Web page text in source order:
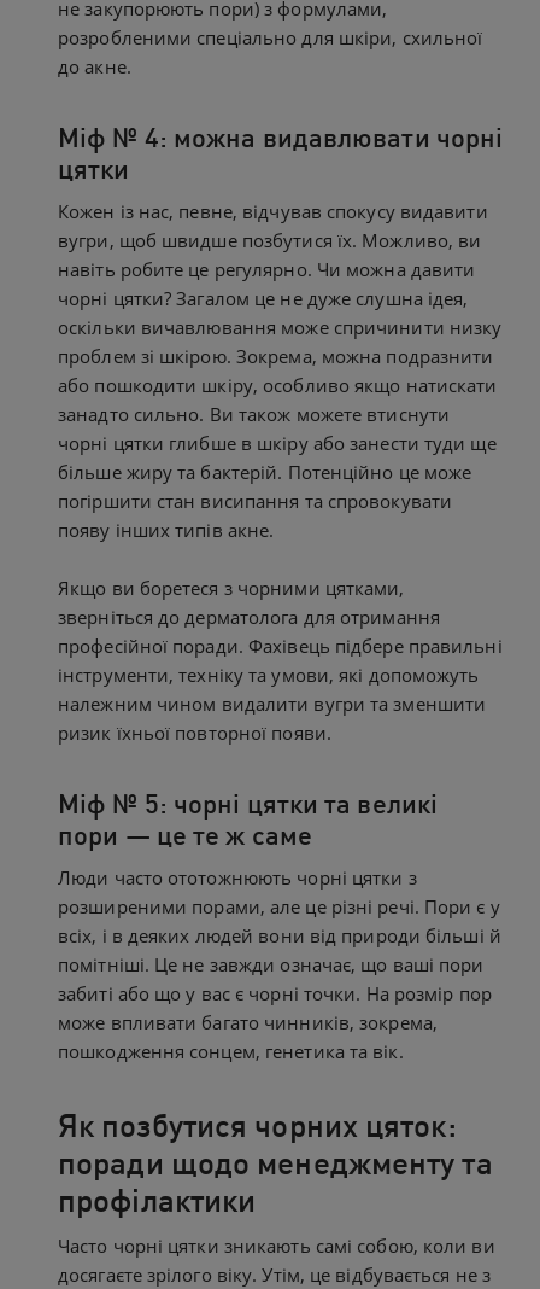
не закупорюють пори) з формулами,
розробленими спеціально для шкіри, схильної
до акне.
Міф № 4: можна видавлювати чорні
цятки
Кожен із нас, певне, відчував спокусу видавити
вугри, щоб швидше позбутися їх. Можливо, ви
навіть робите це регулярно. Чи можна давити
чорні цятки? Загалом це не дуже слушна ідея,
оскільки вичавлювання може спричинити низку
проблем зі шкірою. Зокрема, можна подразнити
або пошкодити шкіру, особливо якщо натискати
занадто сильно. Ви також можете втиснути
чорні цятки глибше в шкіру або занести туди ще
більше жиру та бактерій. Потенційно це може
погіршити стан висипання та спровокувати
появу інших типів акне.
Якщо ви боретеся з чорними цятками,
зверніться до дерматолога для отримання
професійної поради. Фахівець підбере правильні
інструменти, техніку та умови, які допоможуть
належним чином видалити вугри та зменшити
ризик їхньої повторної появи.
Міф № 5: чорні цятки та великі
пори — це те ж саме
Люди часто ототожнюють чорні цятки з
розширеними порами, але це різні речі. Пори є у
всіх, і в деяких людей вони від природи більші й
помітніші. Це не завжди означає, що ваші пори
забиті або що у вас є чорні точки. На розмір пор
може впливати багато чинників, зокрема,
пошкодження сонцем, генетика та вік.
Як позбутися чорних цяток:
поради щодо менеджменту та
профілактики
Часто чорні цятки зникають самі собою, коли ви
досягаєте зрілого віку. Утім, це відбувається не з